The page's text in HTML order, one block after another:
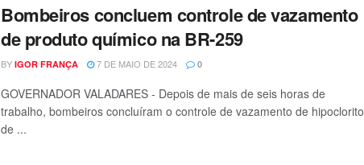
Bombeiros concluem controle de vazamento
de produto químico na BR-259
BY IGOR FRANÇA 7 DE MAIO DE 2024 0
GOVERNADOR VALADARES - Depois de mais de seis horas de
trabalho, bombeiros concluíram o controle de vazamento de hipoclorito
de ...